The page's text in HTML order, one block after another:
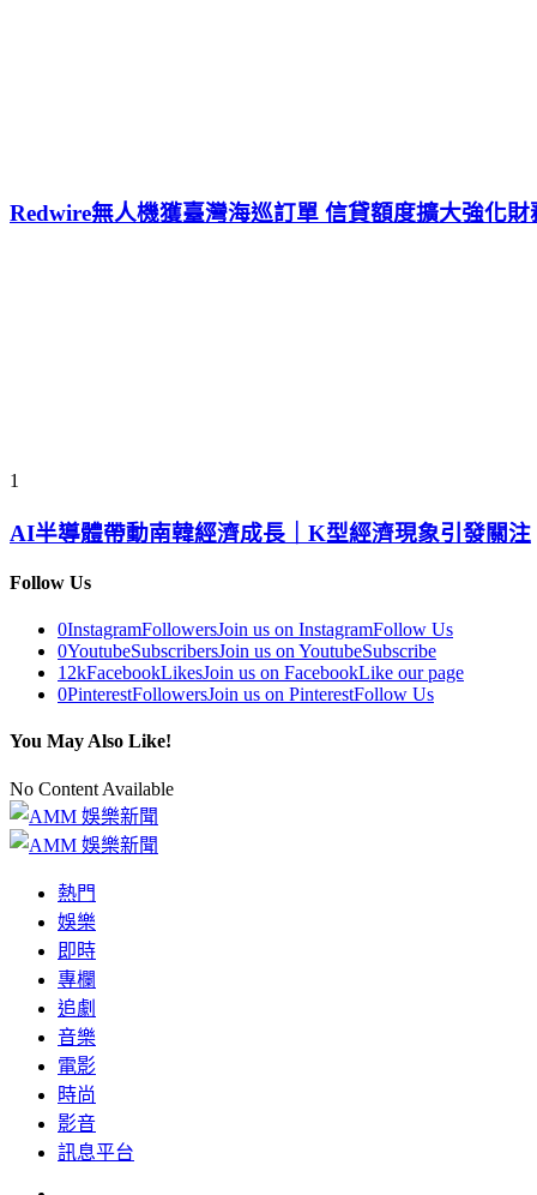
Redwire無人機獲臺灣海巡訂單 信貸額度擴大強化財
1
AI半導體帶動南韓經濟成長｜K型經濟現象引發關注
Follow Us
0InstagramFollowersJoin us on InstagramFollow Us
0YoutubeSubscribersJoin us on YoutubeSubscribe
12kFacebookLikesJoin us on FacebookLike our page
0PinterestFollowersJoin us on PinterestFollow Us
You May Also Like!
No Content Available
熱門
娛樂
即時
專欄
追劇
音樂
電影
時尚
影音
訊息平台